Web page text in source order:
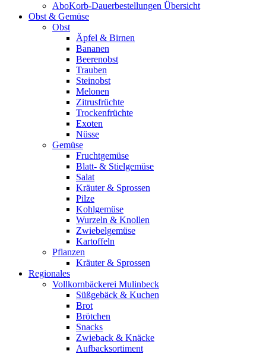
AboKorb-Dauerbestellungen Übersicht
Obst & Gemüse
Obst
Äpfel & Birnen
Bananen
Beerenobst
Trauben
Steinobst
Melonen
Zitrusfrüchte
Trockenfrüchte
Exoten
Nüsse
Gemüse
Fruchtgemüse
Blatt- & Stielgemüse
Salat
Kräuter & Sprossen
Pilze
Kohlgemüse
Wurzeln & Knollen
Zwiebelgemüse
Kartoffeln
Pflanzen
Kräuter & Sprossen
Regionales
Vollkornbäckerei Mulinbeck
Süßgebäck & Kuchen
Brot
Brötchen
Snacks
Zwieback & Knäcke
Aufbacksortiment